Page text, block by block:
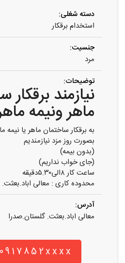
دسته شغلی:
استخدام برقکار
جنسیت:
مرد
توضیحات:
نیازمند
ماهر ونیمه
به برقکار ساختمان ماهر یا نیمه
بصورت روز مزد نیازمندیم
(بدون بیمه)
(جای خواب نداریم)
ساعت کار ۸الی۵.۳۰دقیقه
محدوده کاری : معالی
آدرس:
معالی اباد.بعثت. گلستان.صدرا
0917852xxxx